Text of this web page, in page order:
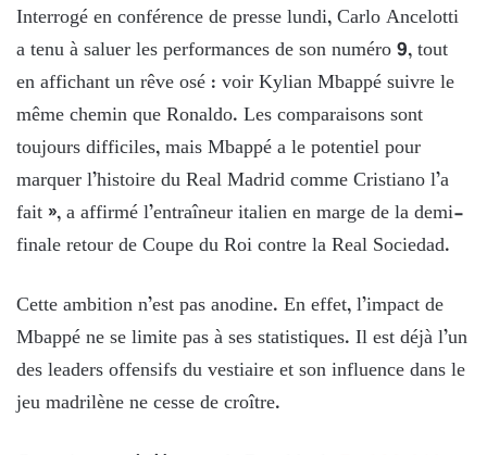
Interrogé en conférence de presse lundi, Carlo Ancelotti
a tenu à saluer les performances de son numéro 9, tout
en affichant un rêve osé : voir Kylian Mbappé suivre le
même chemin que Ronaldo. Les comparaisons sont
toujours difficiles, mais Mbappé a le potentiel pour
marquer l’histoire du Real Madrid comme Cristiano l’a
fait », a affirmé l’entraîneur italien en marge de la demi-
finale retour de Coupe du Roi contre la Real Sociedad.
Cette ambition n’est pas anodine. En effet, l’impact de
Mbappé ne se limite pas à ses statistiques. Il est déjà l’un
des leaders offensifs du vestiaire et son influence dans le
jeu madrilène ne cesse de croître.